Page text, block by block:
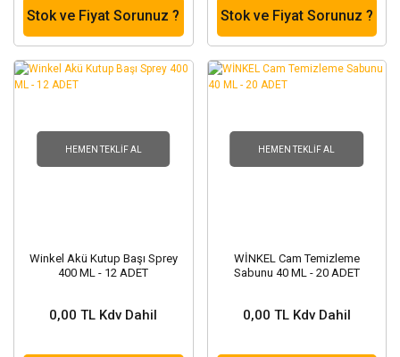
Stok ve Fiyat Sorunuz ? Stok ve Fiyat Sorunuz ?
HEMEN TEKLIF AL
Winkel Akü Kutup Başı Sprey
400 ML - 12 ADET
0,00 TL Kdv Dahil
HEMEN TEKLIF AL
WİNKEL Cam Temizleme
Sabunu 40 ML - 20 ADET
0,00 TL Kdv Dahil